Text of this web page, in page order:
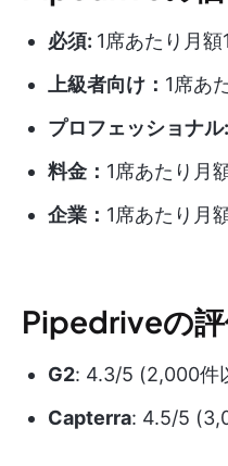
必須: 1席あたり月額
上級者向け： 1席あ
プロフェッショナル:
料金： 1席あたり月
企業： 1席あたり月
Pipedriveの
G2: 4.3/5 (2,000件
Capterra: 4.5/5